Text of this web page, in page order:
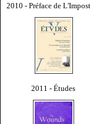
2010 - Préface de
2011 - Études